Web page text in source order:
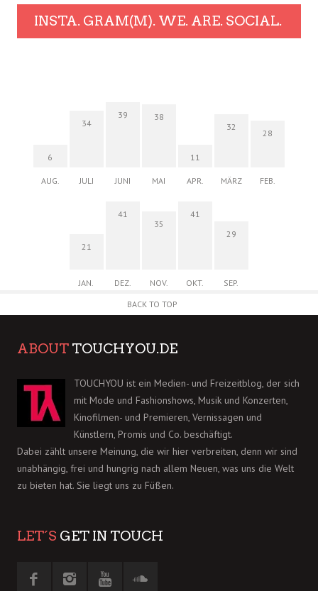
INSTA. GRAM(M). WE. ARE. SOCIAL.
6
AUG.
34
JULI
39
JUNI
38
MAI
11
APR.
32
MÄRZ
28
FEB.
21
JAN.
41
DEZ.
35
NOV.
41
OKT.
29
SEP.
BACK TO TOP
ABOUT TOUCHYOU.DE
TOUCHYOU ist ein Medien- und Freizeitblog, der sich
mit Mode und Fashionshows, Musik und Konzerten,
Kinofilmen- und Premieren, Vernissagen und
Künstlern, Promis und Co. beschäftigt.
Dabei zählt unsere Meinung, die wir hier verbreiten, denn wir sind
unabhängig, frei und hungrig nach allem Neuen, was uns die Welt
zu bieten hat. Sie liegt uns zu Füßen.
LET´S GET IN TOUCH